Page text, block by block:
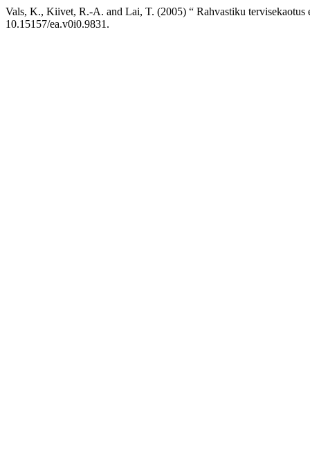
Vals, K., Kiivet, R.-A. and Lai, T. (2005) “ Rahvastiku tervisekaotus
10.15157/ea.v0i0.9831.